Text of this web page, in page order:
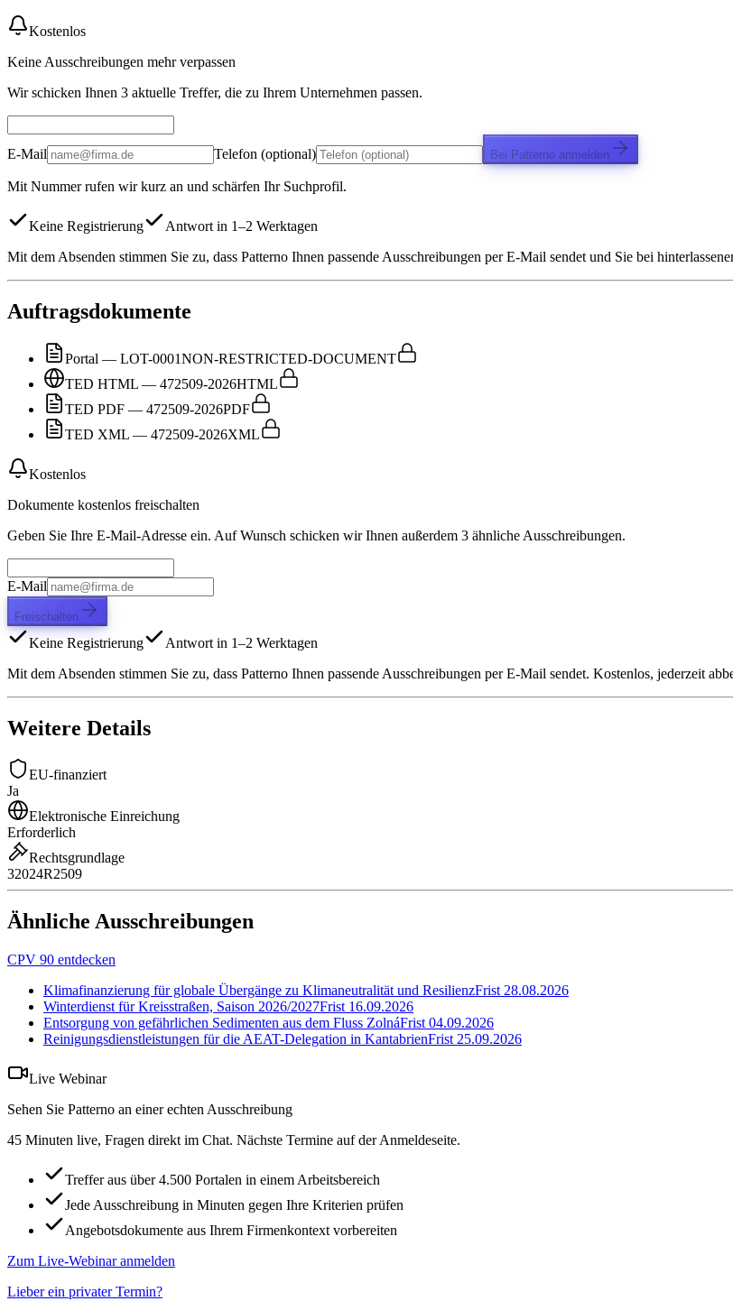
Kostenlos
Keine Ausschreibungen mehr verpassen
Wir schicken Ihnen 3 aktuelle Treffer, die zu Ihrem Unternehmen passen.
E-Mail Telefon (optional) Bei Patterno anmelden
Mit Nummer rufen wir kurz an und schärfen Ihr Suchprofil.
Keine Registrierung
Antwort in 1–2 Werktagen
Mit dem Absenden stimmen Sie zu, dass Patterno Ihnen passende Ausschreibungen per E-Mail sendet und Sie bei
Auftragsdokumente
Portal — LOT-0001NON-RESTRICTED-DOCUMENT
TED HTML — 472509-2026HTML
TED PDF — 472509-2026PDF
TED XML — 472509-2026XML
Kostenlos
Dokumente kostenlos freischalten
Geben Sie Ihre E-Mail-Adresse ein. Auf Wunsch schicken wir Ihnen außerdem 3 ähnliche Ausschreibungen.
E-Mail
Freischalten
Keine Registrierung
Antwort in 1–2 Werktagen
Mit dem Absenden stimmen Sie zu, dass Patterno Ihnen passende Ausschreibungen per E-Mail sendet. Kostenlos, jederzeit
Weitere Details
EU-finanziert
Ja
Elektronische Einreichung
Erforderlich
Rechtsgrundlage
32024R2509
Ähnliche Ausschreibungen
CPV 90 entdecken
Klimafinanzierung für globale Übergänge zu Klimaneutralität und ResilienzFrist 28.08.2026
Winterdienst für Kreisstraßen, Saison 2026/2027Frist 16.09.2026
Entsorgung von gefährlichen Sedimenten aus dem Fluss ZolnáFrist 04.09.2026
Reinigungsdienstleistungen für die AEAT-Delegation in KantabrienFrist 25.09.2026
Live Webinar
Sehen Sie Patterno an einer echten Ausschreibung
45 Minuten live, Fragen direkt im Chat. Nächste Termine auf der Anmeldeseite.
Treffer aus über 4.500 Portalen in einem Arbeitsbereich
Jede Ausschreibung in Minuten gegen Ihre Kriterien prüfen
Angebotsdokumente aus Ihrem Firmenkontext vorbereiten
Zum Live-Webinar anmelden
Lieber ein privater Termin?